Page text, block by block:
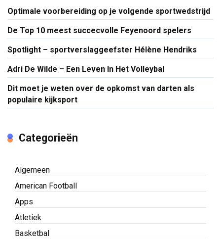
Optimale voorbereiding op je volgende sportwedstrijd
De Top 10 meest succecvolle Feyenoord spelers
Spotlight – sportverslaggeefster Hélène Hendriks
Adri De Wilde – Een Leven In Het Volleybal
Dit moet je weten over de opkomst van darten als
populaire kijksport
Categorieën
Algemeen
American Football
Apps
Atletiek
Basketbal